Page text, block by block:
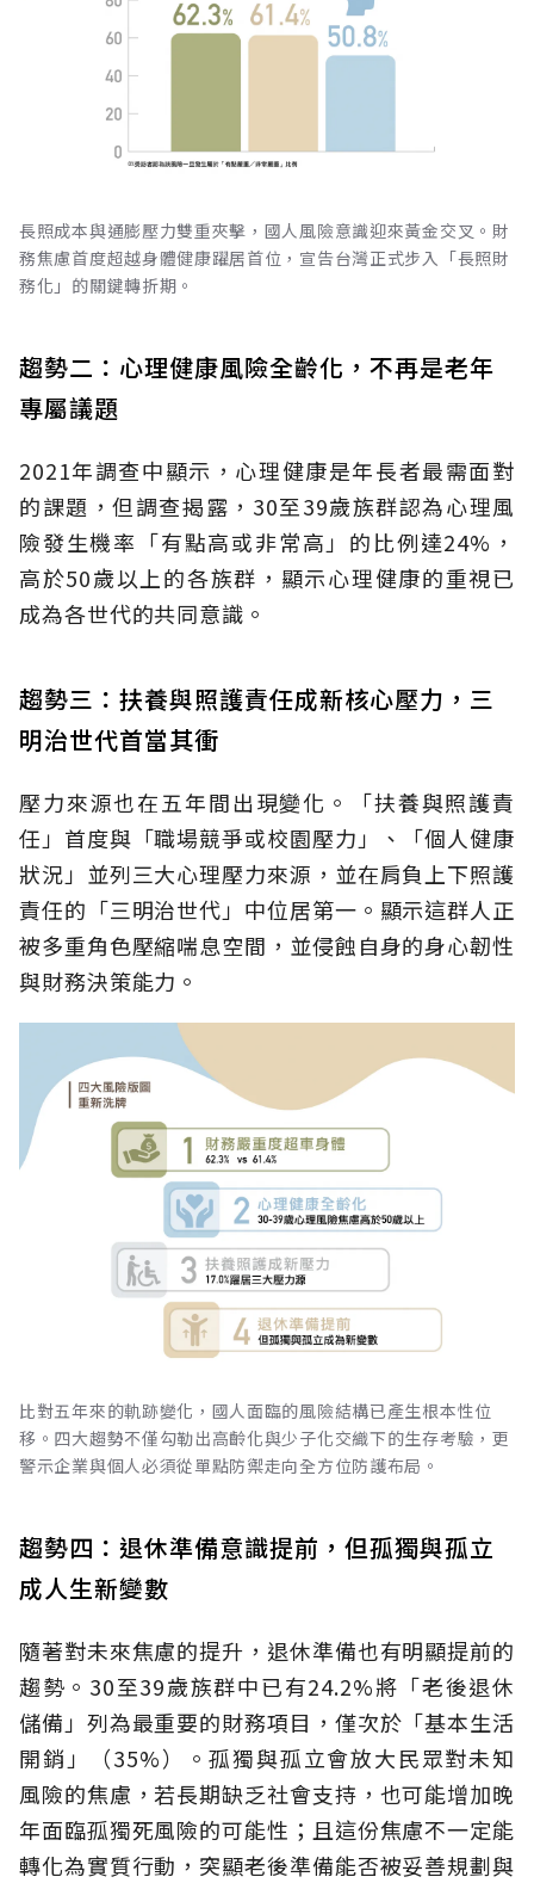
長照成本與通膨壓力雙重夾擊，國人風險意識迎來黃金交叉。財
務焦慮首度超越身體健康躍居首位，宣告台灣正式步入「長照財
務化」的關鍵轉折期。
趨勢二：心理健康風險全齡化，不再是老年
專屬議題
2021年調查中顯示，心理健康是年長者最需面對
的課題，但調查揭露，30至39歲族群認為心理風
險發生機率「有點高或非常高」的比例達24%，
高於50歲以上的各族群，顯示心理健康的重視已
成為各世代的共同意識。
趨勢三：扶養與照護責任成新核心壓力，三
明治世代首當其衝
壓力來源也在五年間出現變化。「扶養與照護責
任」首度與「職場競爭或校園壓力」、「個人健康
狀況」並列三大心理壓力來源，並在肩負上下照護
責任的「三明治世代」中位居第一。顯示這群人正
被多重角色壓縮喘息空間，並侵蝕自身的身心韌性
與財務決策能力。
比對五年來的軌跡變化，國人面臨的風險結構已產生根本性位
移。四大趨勢不僅勾勒出高齡化與少子化交織下的生存考驗，更
警示企業與個人必須從單點防禦走向全方位防護布局。
趨勢四：退休準備意識提前，但孤獨與孤立
成人生新變數
隨著對未來焦慮的提升，退休準備也有明顯提前的
趨勢。30至39歲族群中已有24.2%將「老後退休
儲備」列為最重要的財務項目，僅次於「基本生活
開銷」（35%）。孤獨與孤立會放大民眾對未知
風險的焦慮，若長期缺乏社會支持，也可能增加晚
年面臨孤獨死風險的可能性；且這份焦慮不一定能
轉化為實質行動，突顯老後準備能否被妥善規劃與